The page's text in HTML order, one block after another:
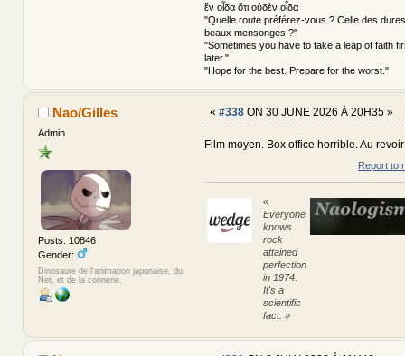
ἕν οἶδα ὅτι οὐδὲν οἶδα
"Quelle route préférez-vous ? Celle des
beaux mensonges ?"
"Sometimes you have to take a leap of faith
later."
"Hope for the best. Prepare for the worst."
Nao/Gilles
Admin
Posts: 10846
Gender:
Dinosaure de l'animation japonaise, du
Net, et de la connerie.
« #338ON 30 JUNE 2026 À 20H35 »
Film moyen. Box office horrible. Au
Report to
«
Everyone
knows
rock
attained
perfection
in 1974.
It's a
scientific
fact. »